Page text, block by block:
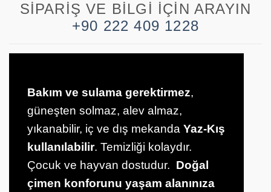
SIPARIŞ VE BILGI İÇIN ARAYIN
+90 222 409 1228
Bakım ve sulama gerektirmez,
güneşten solmaz, alev almaz,
yıkanabilir, iç ve dış mekanda Yaz-Kış
kullanılabilir. Temizliği kolaydır.
Çocuk ve hayvan dostudur. Doğal
çimen konforunu yaşam alanınıza